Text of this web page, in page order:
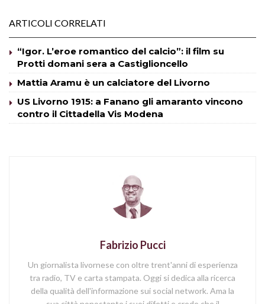
ARTICOLI CORRELATI
“Igor. L’eroe romantico del calcio”: il film su
Protti domani sera a Castiglioncello
Mattia Aramu è un calciatore del Livorno
US Livorno 1915: a Fanano gli amaranto vincono
contro il Cittadella Vis Modena
Fabrizio Pucci
Un giornalista livornese con oltre trent'anni di esperienza
tra radio, TV e carta stampata. Oggi si dedica alla ricerca
della qualità dell'informazione sui social network. Ama la